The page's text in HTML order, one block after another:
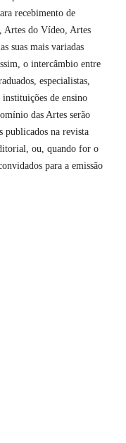
recebimento de
Artes do Ví­deo, Artes
suas mais variadas
o intercâmbio entre
especialistas,
de ensino
das Artes serão
publicados na revista
ou, quando for o
para a emissão